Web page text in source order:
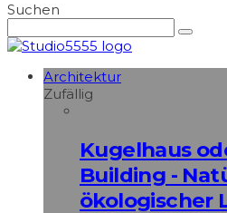
Suchen
Architektur
Zufällig
Kugelhaus
Building -
ökologischer